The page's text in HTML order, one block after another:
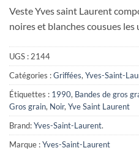
Veste Yves saint Laurent
noires et blanches cousues les
UGS : 2144
Catégories :Griffées, Yves-Saint-
Étiquettes : 1990, Bandes de gros
Gros grain, Noir, Yve Saint Laurent
Brand:Yves-Saint-Laurent.
Marque :Yves-Saint-Laurent